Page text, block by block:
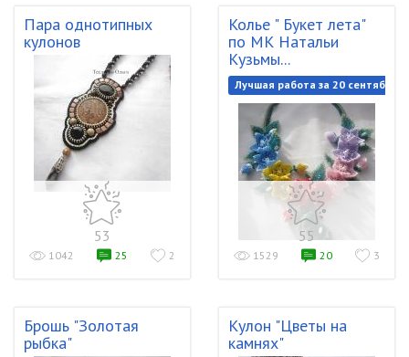
Пара однотипных
кулонов
53
1042 25 2
Колье " Букет лета"
по МК Натальи
Кузьмы...
Лучшая работа за 20 сентября
55
1529 20 3
Брошь "Золотая
рыбка"
Кулон "Цветы на
камнях"